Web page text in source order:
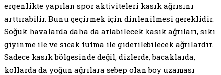
ergenlikte yapılan spor aktiviteleri kasık ağrısını
arttırabilir. Bunu geçirmek için dinlenilmesi gereklidir.
Soğuk havalarda daha da artabilecek kasık ağrıları, sıkı
giyinme ile ve sıcak tutma ile giderilebilecek ağrılardır.
Sadece kasık bölgesinde değil, dizlerde, bacaklarda,
kollarda da yoğun ağrılara sebep olan boy uzaması